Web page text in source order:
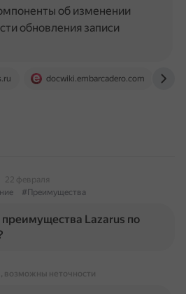
docwiki.embarcadero.com
об изменении
обновления записи
22 февраля
#Преимущества
Lazarus по
возможны неточности